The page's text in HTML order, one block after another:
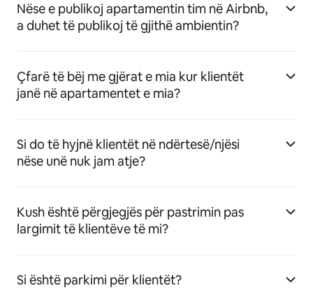
Nëse e publikoj apartamentin tim në Airbnb,
a duhet të publikoj të gjithë ambientin?
Çfarë të bëj me gjërat e mia kur klientët
janë në apartamentet e mia?
Si do të hyjnë klientët në ndërtesë/njësi
nëse unë nuk jam atje?
Kush është përgjegjës për pastrimin pas
largimit të klientëve të mi?
Si është parkimi për klientët?